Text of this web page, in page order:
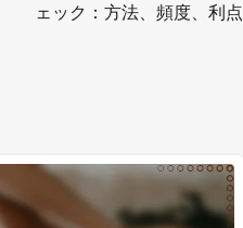
ェック：方法、頻度、利点